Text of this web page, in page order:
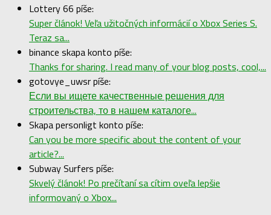
Lottery 66 píše:
Super článok! Veľa užitočných informácií o Xbox Series S.
Teraz sa...
binance skapa konto píše:
Thanks for sharing. I read many of your blog posts, cool,...
gotovye_uwsr píše:
Если вы ищете качественные решения для
строительства, то в нашем каталоге...
Skapa personligt konto píše:
Can you be more specific about the content of your
article?...
Subway Surfers píše:
Skvelý článok! Po prečítaní sa cítim oveľa lepšie
informovaný o Xbox...